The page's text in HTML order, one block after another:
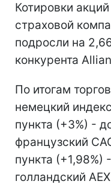
Котировки
страховой
подросли на
конкурента
По итогам
немецкий
пункта (+3%) -
французский
пункта (+1,98%)
голландский